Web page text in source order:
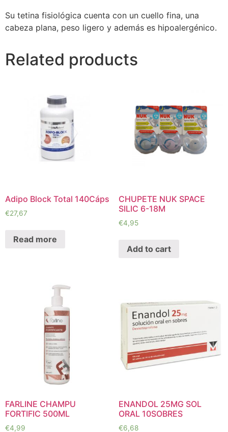
Su tetina fisiológica cuenta con un cuello fina, una
cabeza plana, peso ligero y además es hipoalergénico.
Related products
Adipo Block Total 140Cáps
€27,67
Read more
CHUPETE NUK SPACE
SILIC 6-18M
€4,95
Add to cart
FARLINE CHAMPU
FORTIFIC 500ML
€4,99
ENANDOL 25MG SOL
ORAL 10SOBRES
€6,68